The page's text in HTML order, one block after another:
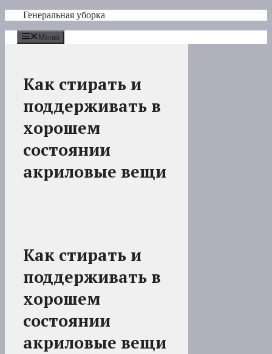
Перейти
содержимому
Генеральная уборка
Меню
Как стирать и
поддерживать в
хорошем
состоянии
акриловые вещи
Как стирать и
поддерживать в
хорошем
состоянии
акриловые вещи